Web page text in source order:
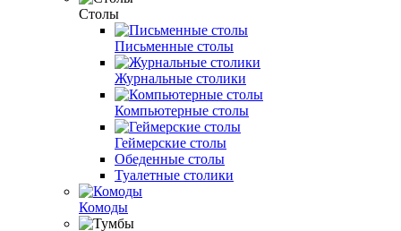
Столы
Письменные столы
Журнальные столики
Компьютерные столы
Геймерские столы
Обеденные столы
Туалетные столики
Комоды